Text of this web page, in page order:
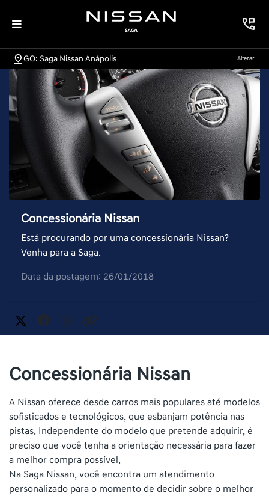
GO: Saga Nissan Anápolis Alterar
Concessionária Nissan
Está procurando por uma concessionária Nissan?
Venha para a Saga.
Data da postagem: 26/01/2018
Concessionária Nissan
A Nissan oferece desde carros mais populares até modelos
sofisticados e tecnológicos, que esbanjam potência nas
pistas. Independente do modelo que pretende adquirir, é
preciso que você tenha a orientação necessária para fazer
a melhor compra possível.
Na Saga Nissan, você encontra um atendimento
personalizado para o momento de decidir sobre o melhor